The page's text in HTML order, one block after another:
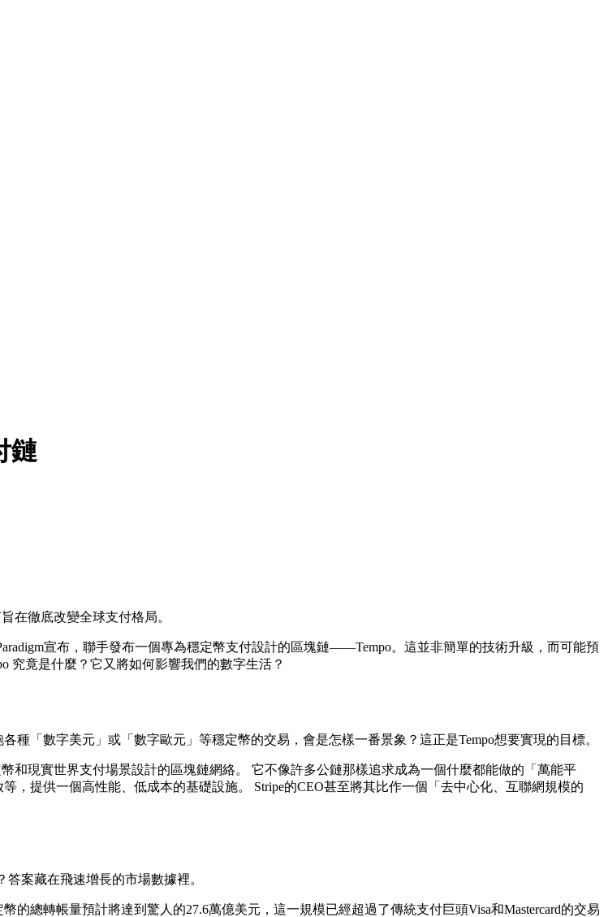
鏈
在徹底改變全球支付格局。
宣布，聯手發布一個專為穩定幣支付設計的區塊鏈——Tempo。這並非簡單的技術升級，而可能預
究竟是什麼？它又將如何影響我們的數字生活？
「數字美元」或「數字歐元」等穩定幣的交易，會是怎樣一番景象？這正是Tempo想要實現的目標。
和現實世界支付場景設計的區塊鏈網絡。 它不像許多公鏈那樣追求成為一個什麼都能做的「萬能平
，提供一個高性能、低成本的基礎設施。 Stripe的CEO甚至將其比作一個「去中心化、互聯網規模的
案藏在飛速增長的市場數據裡。
總轉帳量預計將達到驚人的27.6萬億美元，這一規模已經超過了傳統支付巨頭Visa和Mastercard的交易